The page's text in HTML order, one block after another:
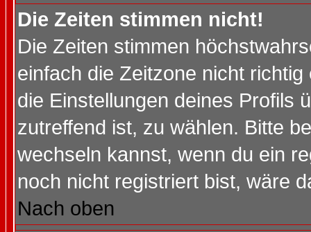
Die Zeiten stimmen nicht!
Die Zeiten stimmen
einfach die Zeitzone nicht
die Einstellungen deines Profils
zutreffend ist, zu wählen. Bitte
wechseln kannst, wenn du ein
noch nicht registriert bist, wäre
Nach oben